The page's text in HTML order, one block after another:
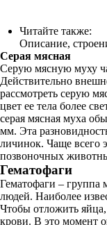
Читайте также:
Описание,
Серая мясная
Серую мясную муху
Действительно
рассмотреть серую
цвет ее тела более
серая мясная муха
мм. Эта
личинок. Чаще всего
позвоночных
Гематофаги
Гематофаги –
людей. Наиболее
Чтобы отложить
крови. В это момент